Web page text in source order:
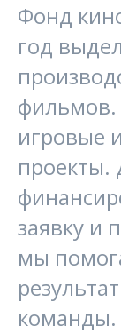
Фонд
год
фильмов.
игровые
проекты.
заявку и
мы
команды.